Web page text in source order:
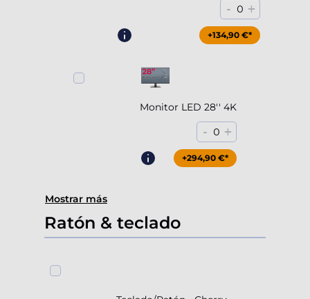
- 0 +
+204,90 €*
+134,90 €*
Monitor LED 28'' 4K
- 0 +
+294,90 €*
Mostrar más
Ratón & teclado